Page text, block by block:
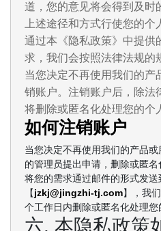
道，您的意见将会得到及时
上述途径和方式行使您的
通过本《隐私政策》中提供
求，我们会按照法律法规的
当您决定不再使用我们的产
销账户。注销账户后，除法
将删除或匿名化处理您的个
如何注销账户
当您决定不再使用我们的产品
的管理员提出申请，删除或匿
将您的需求通过邮件的形式发
【jzkj@jingzhi-tj.com】，我
个工作日内删除或匿名化处理您
六. 本隐私政策